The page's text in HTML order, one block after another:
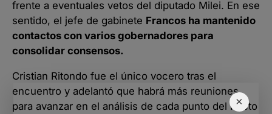
×
frente a eventuales vetos del diputado Milei. En ese
sentido, el jefe de gabinete Francos ha mantenido
contactos con varios gobernadores para
consolidar consensos.
Cristian Ritondo fue el único vocero tras el
encuentro y adelantó que habrá más reuniones
para avanzar en el análisis de cada punto del Pacto